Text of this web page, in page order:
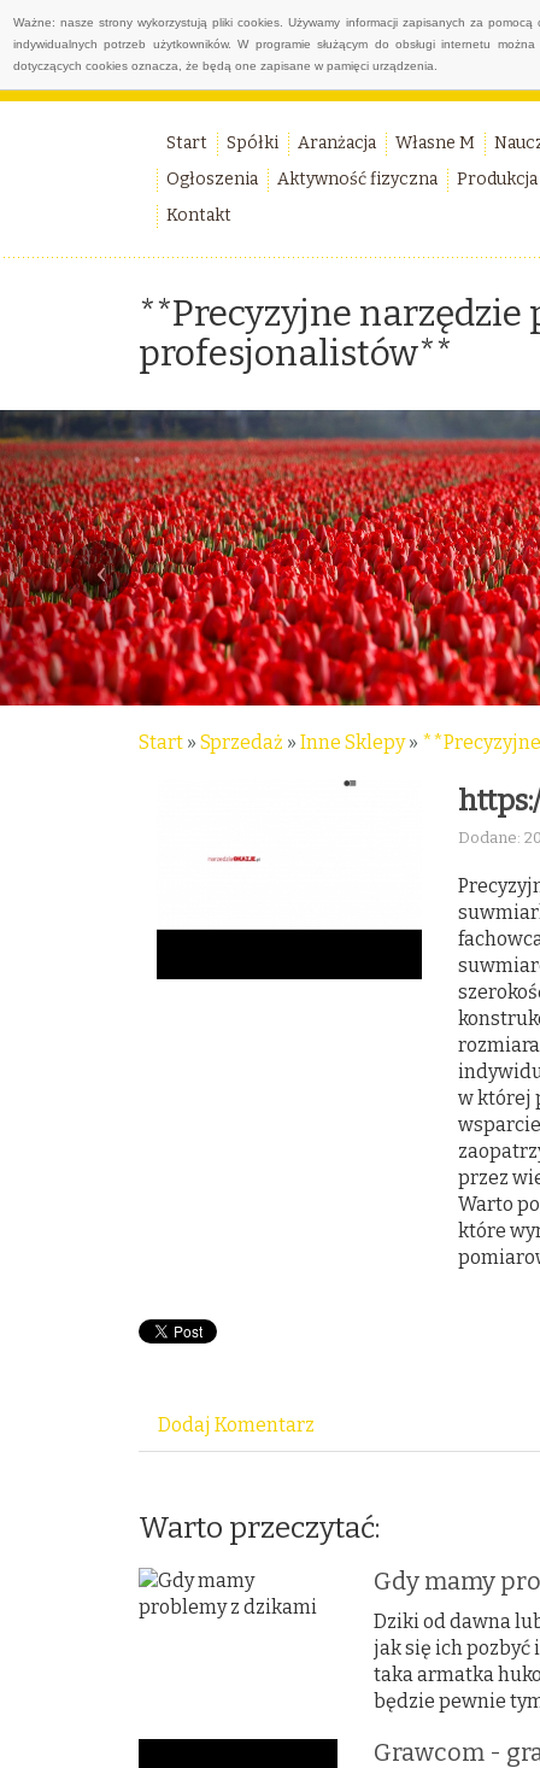
Ważne: nasze strony wykorzystują pliki cookies. Używamy informacji zapisanych za
indywidualnych potrzeb użytkowników. W programie służącym do obsługi internetu
dotyczących cookies oznacza, że będą one zapisane w pamięci urządzenia.
Start Spółki Aranżacja Własne M
Ogłoszenia
Aktywność fizyczna
Produkcja
Kontakt
**Precyzyjne narzędzie
profesjonalistów**
Start » Sprzedaż » Inne Sklepy»
Dodane:
w której
przez
Warto
które
Dodaj Komentarz
Warto przeczytać:
Gdy mamy
Dziki od dawna
jak się ich pozbyć
taka armatka
będzie pewnie
Grawcom -